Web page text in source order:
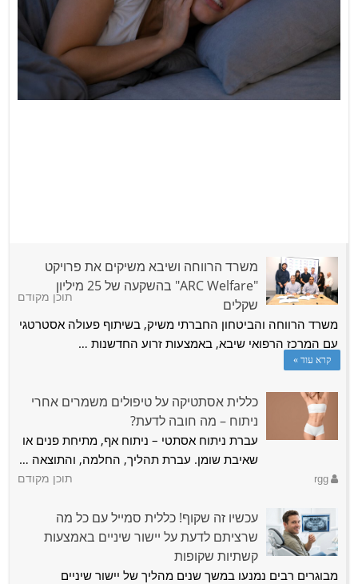
כאבי ראש בבוקר? ייתכן שהמקור בכלל בשרירי הלעיסה
מערכת רמת גן גבעתיים NEWS תוכן מקודם
כאבי ראש חוזרים, תחושת לחץ בלסת, רגישות בשיניים או שחיקה
שמתגלה בביקורת שגרתית אלו תסמינים …
קרא עוד »
משרד הרווחה ושיבא משיקים את פרויקט
"ARC Welfare" בהשקעה של 25 מיליון
שקלים
משרד הרווחה והביטחון החברתי משיק, בשיתוף פעולה אסטרטגי
עם המרכז הרפואי שיבא, באמצעות זרוע החדשנות …
דורית סוסי
כללית אסתטיקה על טיפולים משמרים אחרי
ניתוח – מה חובה לדעת?
עברת ניתוח אסתטי – ניתוח אף, מתיחת פנים או
שאיבת שומן. עברת תהליך, החלמה, והתוצאה …
rgg תוכן מקודם
עכשיו זה שקוף! כללית סמייל עם כל מה
שרציתם לדעת על יישור שיניים באמצעות
קשתיות שקופות
מבוגרים רבים נמנעו במשך שנים מהליך של יישור שיניים